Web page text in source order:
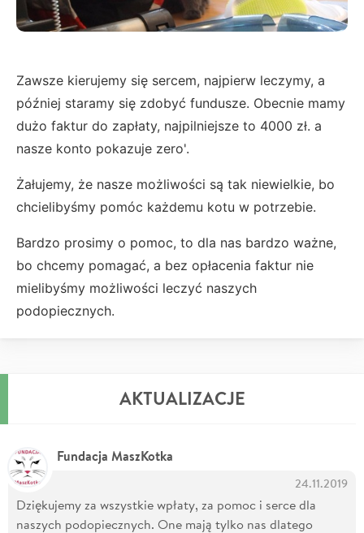
Zawsze kierujemy się sercem, najpierw leczymy, a
później staramy się zdobyć fundusze. Obecnie mamy
dużo faktur do zapłaty, najpilniejsze to 4000 zł. a
nasze konto pokazuje zero'.
Żałujemy, że nasze możliwości są tak niewielkie, bo
chcielibyśmy pomóc każdemu kotu w potrzebie.
Bardzo prosimy o pomoc, to dla nas bardzo ważne,
bo chcemy pomagać, a bez opłacenia faktur nie
mielibyśmy możliwości leczyć naszych
podopiecznych.
AKTUALIZACJE
Fundacja MaszKotka
24.11.2019
Dziękujemy za wszystkie wpłaty, za pomoc i serce dla
naszych podopiecznych. One mają tylko nas dlatego